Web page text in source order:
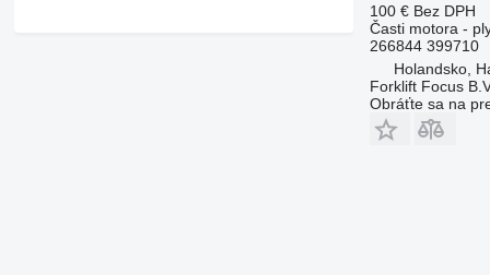
100 € Bez DPH
Časti motora -
266844 399710
Holandsko,
Forklift Focus
Obráťte sa na